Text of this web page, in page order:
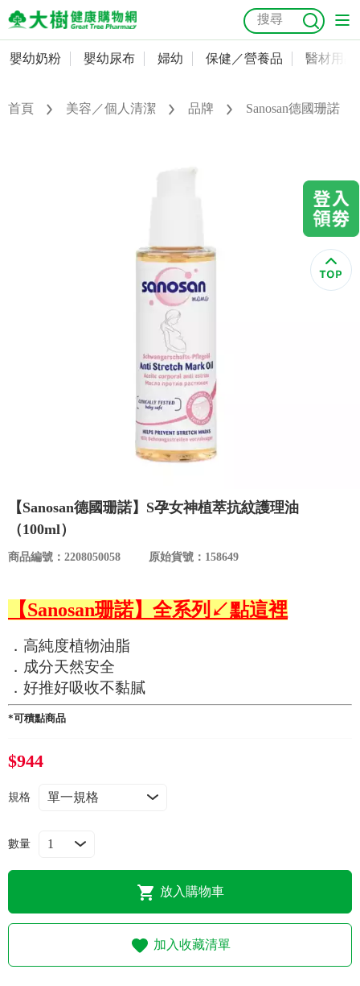
嬰幼奶粉
嬰幼尿布
優惠活動
關於我們
購物流程
會員專區
常見問題
折價券、紅利說明
抗菌 尿布 大樹獨家 益生菌 魚油 幼兒米餅 貓砂
會員資料及密碼修改
常用收件人清單
嬰幼奶粉 嬰幼尿布 婦幼 保健／營養品 醫材用品
首頁 美容／個人清潔 品牌 Sanosan德國珊諾
【Sanosan德國珊諾】S孕女神植萃抗紋護理油
（100ml）
商品編號：2208050058 原始貨號：158649
【Sanosan珊諾】全系列↙點這裡
．高純度植物油脂
．成分天然安全
．好推好吸收不黏膩
*可積點商品
$944
規格
數量
放入購物車
加入收藏清單